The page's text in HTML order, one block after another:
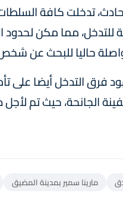
تدخلت كافة
حاليا للبحث عن
فرق التدخل أيضا على
الجانحة، حيث تم
مارينا سمير بمدينة المضيق